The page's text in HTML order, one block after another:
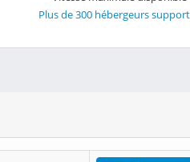
Plus de 300 hébergeurs